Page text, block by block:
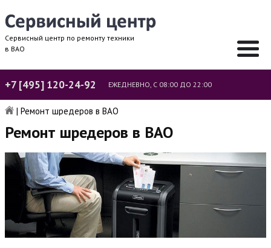
Сервисный центр по ремонту техники
в ВАО
+7 [495] 120-24-92 ЕЖЕДНЕВНО, С 08:00 ДО 22:00
| Ремонт шредеров в ВАО
Ремонт шредеров в ВАО